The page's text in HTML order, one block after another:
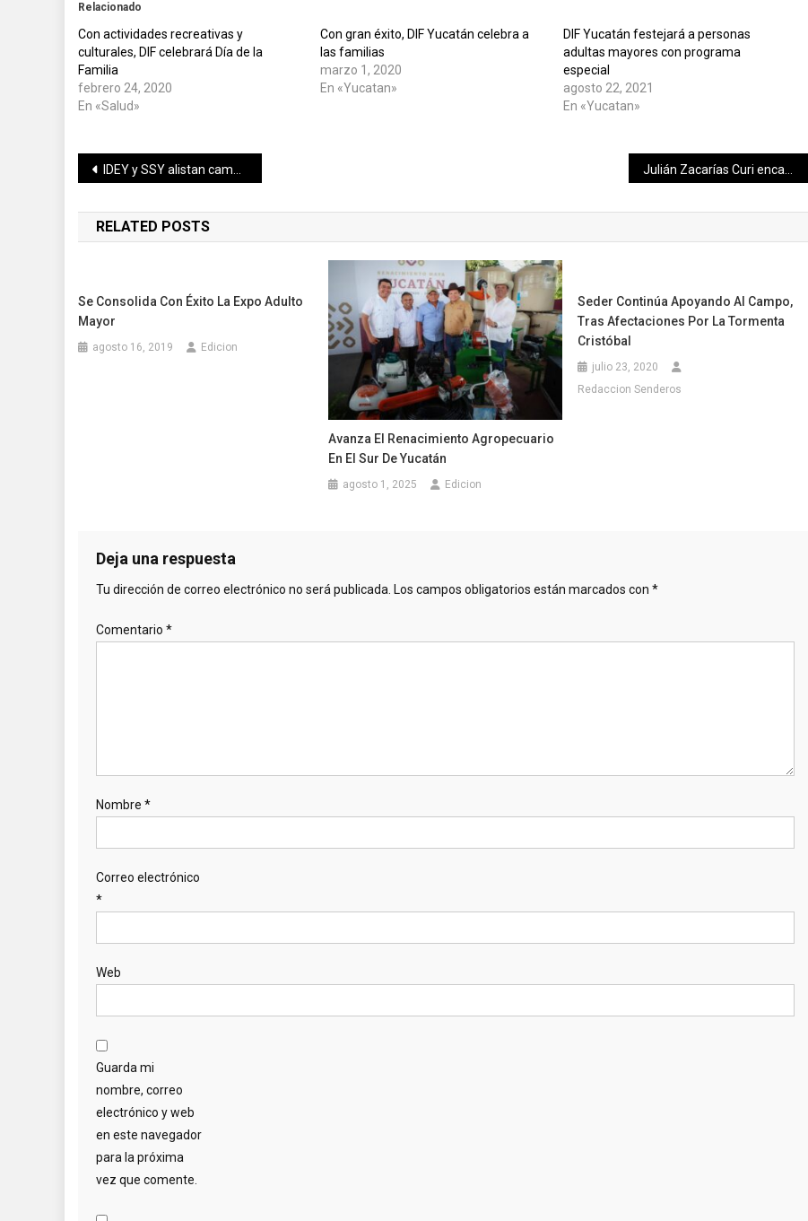
Relacionado
Con actividades recreativas y
culturales, DIF celebrará Día de la
Familia
febrero 24, 2020
En «Salud»
Con gran éxito, DIF Yucatán celebra a
las familias
marzo 1, 2020
En «Yucatan»
DIF Yucatán festejará a personas
adultas mayores con programa
especial
agosto 22, 2021
En «Yucatan»
Navegación
de
entradas
IDEY y SSY alistan campaña de donación de sangre
RELATED POSTS
Se Consolida Con Éxito La Expo Adulto
Mayor
agosto 16, 2019 Edicion
Avanza El Renacimiento Agropecuario
En El Sur De Yucatán
agosto 1, 2025 Edicion
Seder Continúa Apoyando Al Campo,
Tras Afectaciones Por La Tormenta
Cristóbal
julio 23, 2020
Redaccion Senderos
Deja una respuesta
Tu dirección de correo electrónico no será publicada. Los campos obligatorios están marcados con *
Comentario *
Nombre *
Correo electrónico
*
Web
Guarda mi
nombre, correo
electrónico y web
en este navegador
para la próxima
vez que comente.